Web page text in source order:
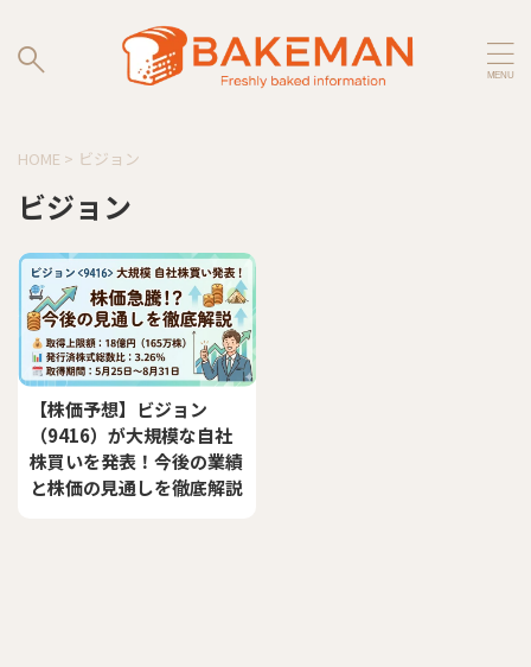
HOME > ビジョン
ビジョン
【株価予想】ビジョン
（9416）が大規模な自社
株買いを発表！今後の業績
と株価の見通しを徹底解説